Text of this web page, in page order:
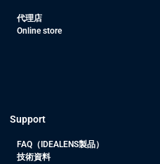
代理店
Online store
Support
FAQ（IDEALENS製品）
技術資料